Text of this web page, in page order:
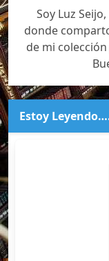
Soy Luz
donde
de mi
Estoy